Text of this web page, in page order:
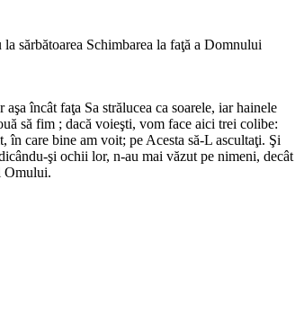
sărbătoarea Schimbarea la faţă a Domnului
încât faţa Sa strălucea ca soarele, iar hainele
să fim ; dacă voieşti, vom face aici trei colibe:
care bine am voit; pe Acesta să-L ascultaţi. Şi
şi ochii lor, n-au mai văzut pe nimeni, decât
Omului.